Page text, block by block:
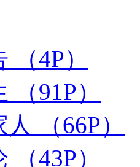
（4P）
（91P）
人
（66P）
（43P）